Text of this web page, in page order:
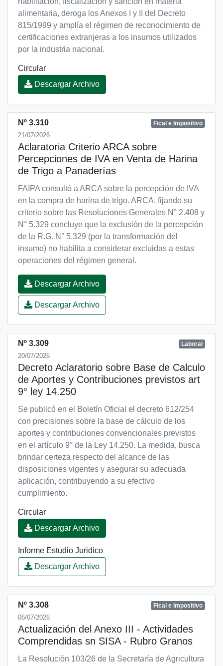
alimentaria, deroga los Anexos I y II del Decreto
815/1999 y amplía el régimen de reconocimiento de
certificaciones extranjeras a los insumos utilizados
por la industria nacional.
Circular
Descargar Archivo
Nº 3.310
21/07/2026
Fical e Impositivo
Aclaratoria Criterio ARCA sobre
Percepciones de IVA en Venta de Harina
de Trigo a Panaderías
FAIPA consultó a ARCA sobre la percepción de IVA
en la compra de harina de trigo. ARCA, fijando su
criterio sobre las Resoluciones Generales N° 2.408 y
N° 5.329 concluye que la exclusión de la percepción
de la R.G. N° 5.329 (por la transformación del
insumo) no habilita a considerar excluidas a estas
operaciones del régimen general.
Descargar Archivo
Descargar Archivo
Nº 3.309
20/07/2026
Laboral
Decreto Aclaratorio sobre Base de Calculo
de Aportes y Contribuciones previstos art
9° ley 14.250
Se publicó en el Boletín Oficial el decreto 612/254
con precisiones sobre la base de cálculo de los
aportes y contribuciones convencionales previstos
en el artículo 9° de la Ley 14.250. La medida, busca
brindar certeza respecto del alcance de las
disposiciones vigentes y asegurar su adecuada
aplicación, contribuyendo a su efectivo
cumplimiento.
Circular
Descargar Archivo
Informe Estudio Juridico
Descargar Archivo
Nº 3.308
06/07/2026
Fical e Impositivo
Actualización del Anexo III - Actividades
Comprendidas sn SISA - Rubro Granos
La Resolución 103/26 de la Secretaría de Agricultura